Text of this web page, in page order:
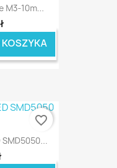
M3-10m...
KOSZYKA
favorite_border